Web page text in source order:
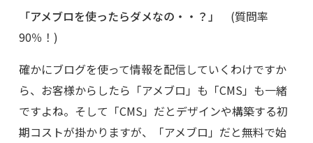
「アメブロを使ったらダメなの・・？」
(質問率
90％！)
確かにブログを使って情報を配信していくわけですか
ら、お客様からしたら「アメブロ」も「CMS」も一緒
ですよね。そして「CMS」だとデザインや構築する初
期コストが掛かりますが、「アメブロ」だと無料で始